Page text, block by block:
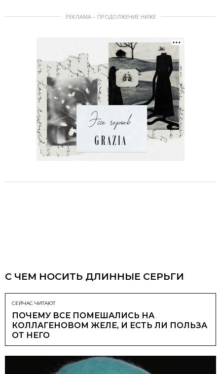
РЕКЛАМА – ПРОДОЛЖЕНИЕ НИЖЕ
С ЧЕМ НОСИТЬ ДЛИННЫЕ СЕРЬГИ
СЕЙЧАС ЧИТАЮТ
ПОЧЕМУ ВСЕ ПОМЕШАЛИСЬ НА
КОЛЛАГЕНОВОМ ЖЕЛЕ, И ЕСТЬ ЛИ ПОЛЬЗА
ОТ НЕГО